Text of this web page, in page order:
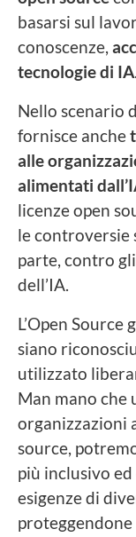
basarsi sul
conoscenze,
tecnologie di IA.
Nello scenario
fornisce anche
alle
alimentati
licenze open
le controversie
parte, contro
dell’IA.
L’Open
siano
utilizzato
Man mano che
organizzazioni
source,
più inclusivo
esigenze di